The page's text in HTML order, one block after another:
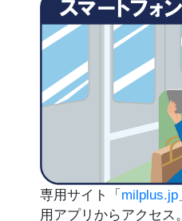
専用サイト「 milplus.jp
用アプリからアクセス。